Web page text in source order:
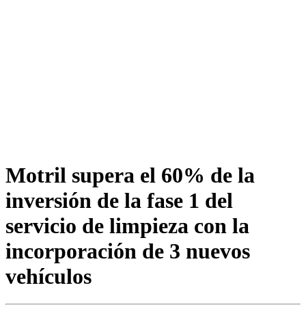
Motril supera el 60% de la
inversión de la fase 1 del
servicio de limpieza con la
incorporación de 3 nuevos
vehículos